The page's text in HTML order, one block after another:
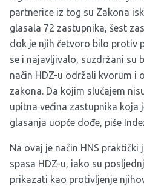
partnerice iz tog su Zakona
glasala 72 zastupnika, šest
dok je njih četvoro bilo protiv
se i najavljivalo, suzdržani su
način HDZ-u održali kvorum i
zakona. Da kojim slučajem
upitna većina zastupnika koja
glasanja uopće dođe, piše
Na ovaj je način HNS
spasa HDZ-u, iako su
prikazati kao protivljenje